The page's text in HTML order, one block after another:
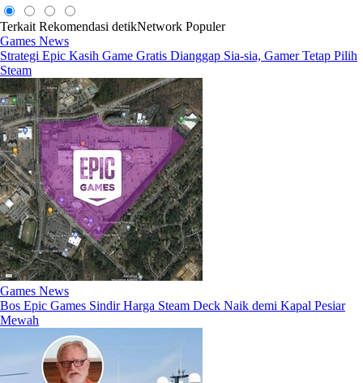
Terkait Rekomendasi detikNetwork Populer
Games News
Strategi Epic Kasih Game Gratis Dianggap Sia-sia, Gamer Tetap Pilih
Steam
Games News
Bos Epic Games Sindir Harga Steam Deck Naik demi Kapal Pesiar
Mewah